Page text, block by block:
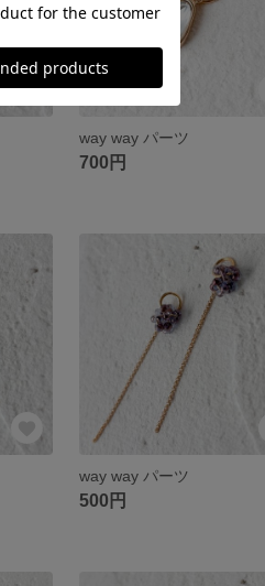
way way パーツ
700円
way way パーツ
500円